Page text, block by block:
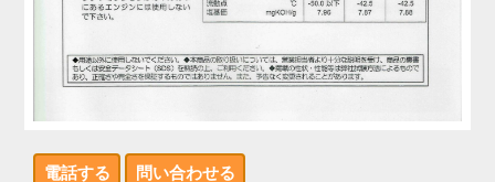
電話する 問い合わせる